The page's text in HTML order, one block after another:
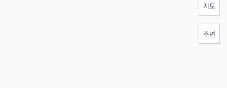
지도
주변